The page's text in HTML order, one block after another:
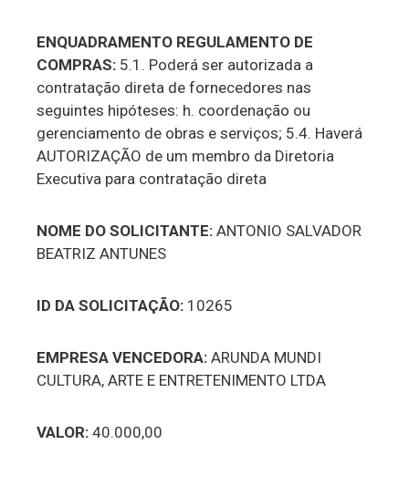
ENQUADRAMENTO REGULAMENTO DE
COMPRAS: 5.1. Poderá ser autorizada a
contratação direta de fornecedores nas
seguintes hipóteses: h. coordenação ou
gerenciamento de obras e serviços; 5.4. Haverá
AUTORIZAÇÃO de um membro da Diretoria
Executiva para contratação direta
NOME DO SOLICITANTE: ANTONIO SALVADOR
BEATRIZ ANTUNES
ID DA SOLICITAÇÃO: 10265
EMPRESA VENCEDORA:ARUNDA MUNDI
CULTURA, ARTE E ENTRETENIMENTO LTDA
VALOR: 40.000,00